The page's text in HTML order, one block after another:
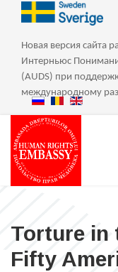
Новая версия сайта
Интерньюс
(AUDS) при
международному
Torture in
Fifty